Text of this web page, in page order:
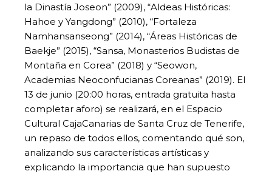
la Dinastía Joseon” (2009), “Aldeas Históricas:
Hahoe y Yangdong” (2010), “Fortaleza
Namhansanseong” (2014), “Áreas Históricas de
Baekje” (2015), “Sansa, Monasterios Budistas de
Montaña en Corea” (2018) y “Seowon,
Academias Neoconfucianas Coreanas” (2019). El
13 de junio (20:00 horas, entrada gratuita hasta
completar aforo) se realizará, en el Espacio
Cultural CajaCanarias de Santa Cruz de Tenerife,
un repaso de todos ellos, comentando qué son,
analizando sus características artísticas y
explicando la importancia que han supuesto